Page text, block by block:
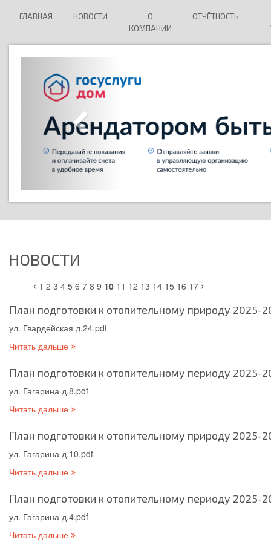
ГЛАВНАЯ НОВОСТИ
О
КОМПАНИИ
ОТЧЁТНОСТЬ
НОВОСТИ
1 2 3 4 5 6 7 8 9 10 11 12 13 14 15 16 17
План подготовки к отопительному природу 2025-
ул. Гвардейская д.24.pdf
Читать дальше
План подготовки к отопительному периоду 2025-
ул. Гагарина д.8.pdf
Читать дальше
План подготовки к отопительному природу 2025-
ул. Гагарина д.10.pdf
Читать дальше
План подготовки к отопительному периоду 2025-
ул. Гагарина д.4.pdf
Читать дальше